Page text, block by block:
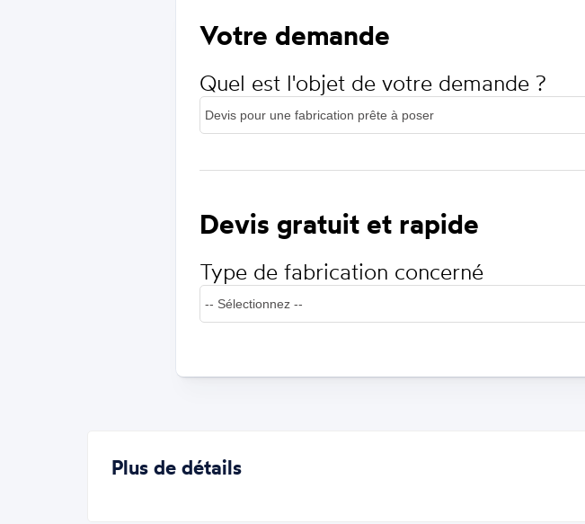
Votre demande
Quel est l'objet de votre demande ?
Devis gratuit et rapide
Type de fabrication concerné
Plus de détails